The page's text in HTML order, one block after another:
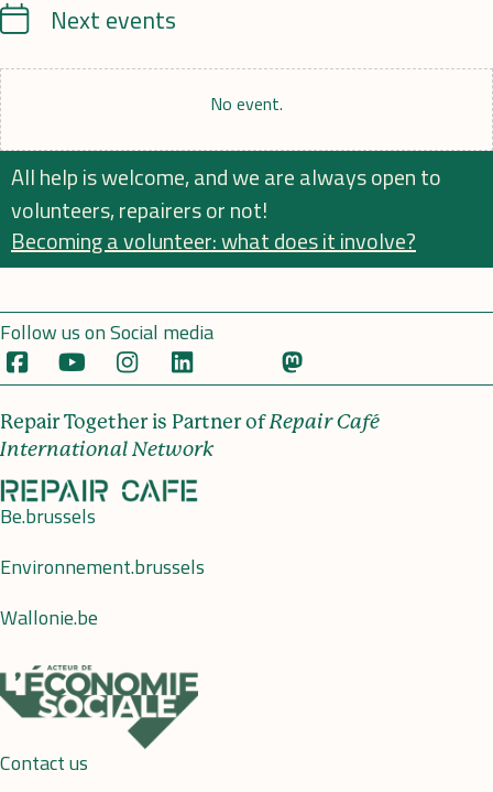
CalendrierNext events
No event.
All help is welcome, and we are always open to
volunteers, repairers or not!
Becoming a volunteer: what does it involve?
Follow us on Social media
Repair Together is Partner ofRepair Café
International Network
Be.brussels
Environnement.brussels
Wallonie.be
Contact us